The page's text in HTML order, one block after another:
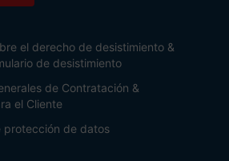
el derecho de desistimiento &
de desistimiento
de Contratación &
el Cliente
protección de datos